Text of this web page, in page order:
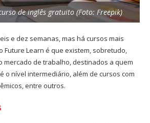
de inglês gratuito (Foto: Freepik)
e dez semanas, mas há cursos mais
Future Learn é que existem, sobretudo,
mercado de trabalho, destinados a quem
o nível intermediário, além de cursos com
entre outros.